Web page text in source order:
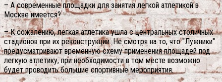
– А современные площадки для занятия легкой атлетикой в
Москве имеется?
– К сожалению, легкая атлетика ушла с центральных столичных
стадионов при их реконструкции. Не смотря на то, что "Лужники"
предусматривают временную схему применения площадей под
легкую атлетику, при необходимости в том месте возможно
будет проводить большие спортивные мероприятия.